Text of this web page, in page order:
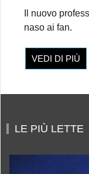
Il nuovo
naso ai fan.
VEDI DI PIÙ
LE PIÙ LETTE